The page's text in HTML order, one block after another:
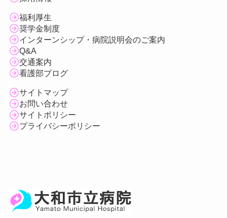
福利厚生
奨学金制度
インターンシップ・病院説明会のご案内
Q&A
交通案内
看護部ブログ
サイトマップ
お問い合わせ
サイトポリシー
プライバシーポリシー